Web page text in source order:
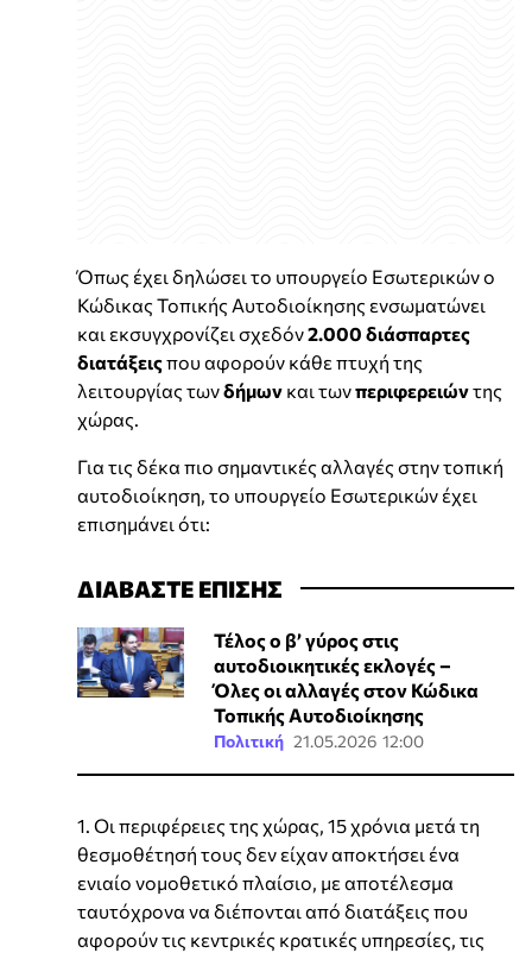
Όπως έχει δηλώσει το υπουργείο Εσωτερικών ο
Κώδικας Τοπικής Αυτοδιοίκησης ενσωματώνει
και εκσυγχρονίζει σχεδόν2.000 διάσπαρτες
διατάξειςπου αφορούν κάθε πτυχή της
λειτουργίας τωνδήμων και τωνπεριφερειώντης
χώρας.
Για τις δέκα πιο σημαντικές αλλαγές στην τοπική
αυτοδιοίκηση, το υπουργείο Εσωτερικών έχει
επισημάνει ότι:
ΔΙΑΒΑΣΤΕ ΕΠΙΣΗΣ
Τέλος ο β’ γύρος στις
αυτοδιοικητικές εκλογές –
Όλες οι αλλαγές στον Κώδικα
Τοπικής Αυτοδιοίκησης
Πολιτική 21.05.2026 12:00
1. Οι περιφέρειες της χώρας, 15 χρόνια μετά τη
θεσμοθέτησή τους δεν είχαν αποκτήσει ένα
ενιαίο νομοθετικό πλαίσιο, με αποτέλεσμα
ταυτόχρονα να διέπονται από διατάξεις που
αφορούν τις κεντρικές κρατικές υπηρεσίες, τις